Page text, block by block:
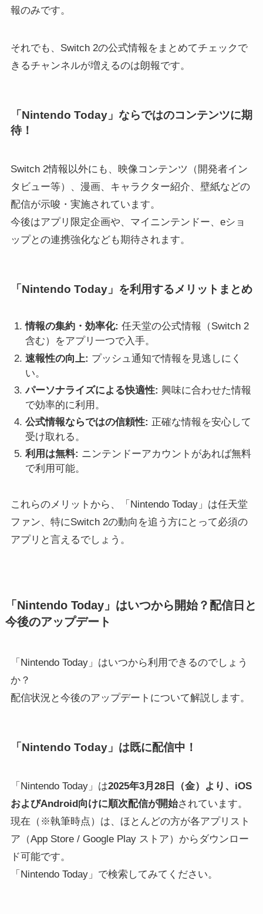
報のみです。
それでも、Switch 2の公式情報をまとめてチェックで
きるチャンネルが増えるのは朗報です。
「Nintendo Today」ならではのコンテンツに期
待！
Switch 2情報以外にも、映像コンテンツ（開発者イン
タビュー等）、漫画、キャラクター紹介、壁紙などの
配信が示唆・実施されています。
今後はアプリ限定企画や、マイニンテンドー、eショ
ップとの連携強化なども期待されます。
「Nintendo Today」を利用するメリットまとめ
情報の集約・効率化: 任天堂の公式情報（Switch 2
含む）をアプリ一つで入手。
速報性の向上: プッシュ通知で情報を見逃しにく
い。
パーソナライズによる快適性: 興味に合わせた情報
で効率的に利用。
公式情報ならではの信頼性: 正確な情報を安心して
受け取れる。
利用は無料: ニンテンドーアカウントがあれば無料
で利用可能。
これらのメリットから、「Nintendo Today」は任天堂
ファン、特にSwitch 2の動向を追う方にとって必須の
アプリと言えるでしょう。
「Nintendo Today」はいつから開始？配信日と
今後のアップデート
「Nintendo Today」はいつから利用できるのでしょう
か？
配信状況と今後のアップデートについて解説します。
「Nintendo Today」は既に配信中！
「Nintendo Today」は2025年3月28日（金）より、iOS
およびAndroid向けに順次配信が開始されています。
現在（※執筆時点）は、ほとんどの方が各アプリスト
ア（App Store / Google Play ストア）からダウンロー
ド可能です。
「Nintendo Today」で検索してみてください。